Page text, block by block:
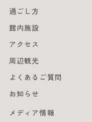
過ごし方
館内施設
アクセス
周辺観光
よくあるご質問
お知らせ
メディア情報